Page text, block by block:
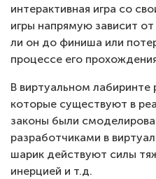
интерактивная игра со
игры напрямую зависит
ли он до финиша или
процессе его
В виртуальном
которые существуют в
законы были
разработчиками в
шарик действуют силы
инерцией и т.д.